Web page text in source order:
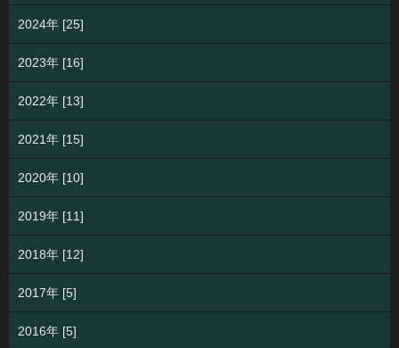
2024年 [25]
2023年 [16]
2022年 [13]
2021年 [15]
2020年 [10]
2019年 [11]
2018年 [12]
2017年 [5]
2016年 [5]